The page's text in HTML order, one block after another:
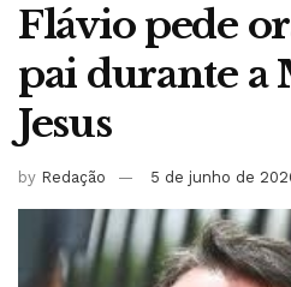
Flávio pede
pai durante a
Jesus
by Redação 5 de junho de